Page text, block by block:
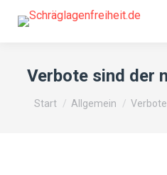
Verbote sind der
Sie befinden sich hier:
Start Allgemein